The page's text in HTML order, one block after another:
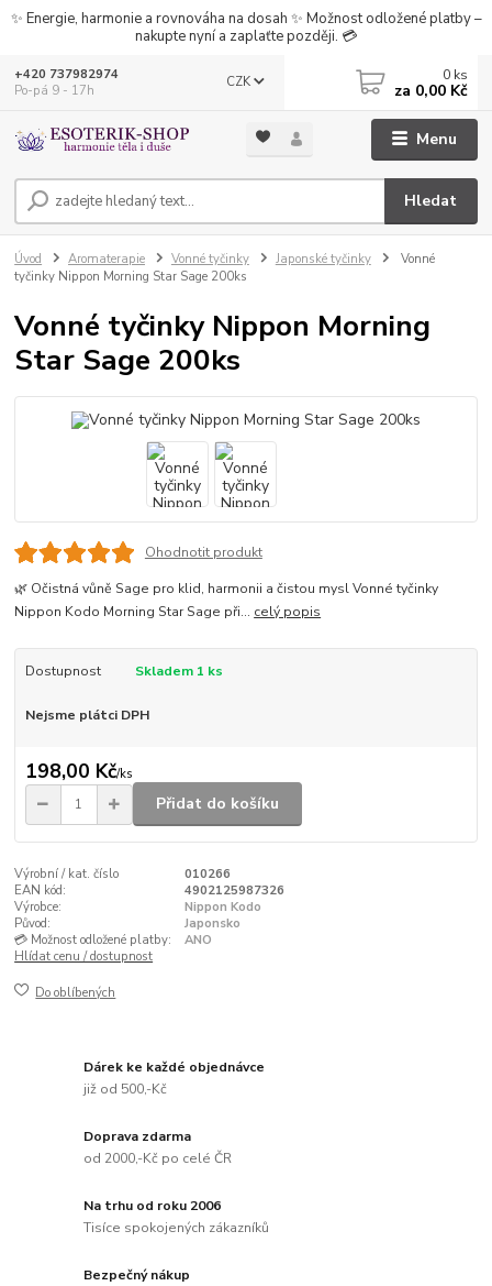
✨ Energie, harmonie a rovnováha na dosah ✨ Možnost odložené platby –
nakupte nyní a zaplaťte později. 💳
Menu
CZK
Hledat
+420 737982974
Po-pá 9 - 17h
0 ks
za 0,00 Kč
Úvod Aromaterapie Vonné tyčinky Japonské tyčinky
Vonné
tyčinky Nippon Morning Star Sage 200ks
Vonné tyčinky Nippon Morning
Star Sage 200ks
Ohodnotit produkt
🌿 Očistná vůně Sage pro klid, harmonii a čistou mysl Vonné tyčinky
Nippon Kodo Morning Star Sage při... celý popis
Dostupnost Skladem 1 ks
Nejsme plátci DPH
198,00 Kč/ks
Přidat do košíku
Výrobní / kat. číslo
010266
EAN kód:
4902125987326
Výrobce:
Nippon Kodo
Původ:
Japonsko
💳 Možnost odložené platby:
ANO
Hlídat cenu / dostupnost
Do oblíbených
Dárek ke každé objednávce
již od 500,-Kč
Doprava zdarma
od 2000,-Kč po celé ČR
Na trhu od roku 2006
Tisíce spokojených zákazníků
Bezpečný nákup